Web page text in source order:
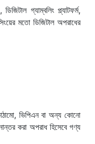
গ্যাম্বলিং প্ল্যাটফর্ম,
মতো ডিজিটাল অপরাধের
ভিপিএন বা অন্য কোনো
করা অপরাধ হিসেবে গণ্য